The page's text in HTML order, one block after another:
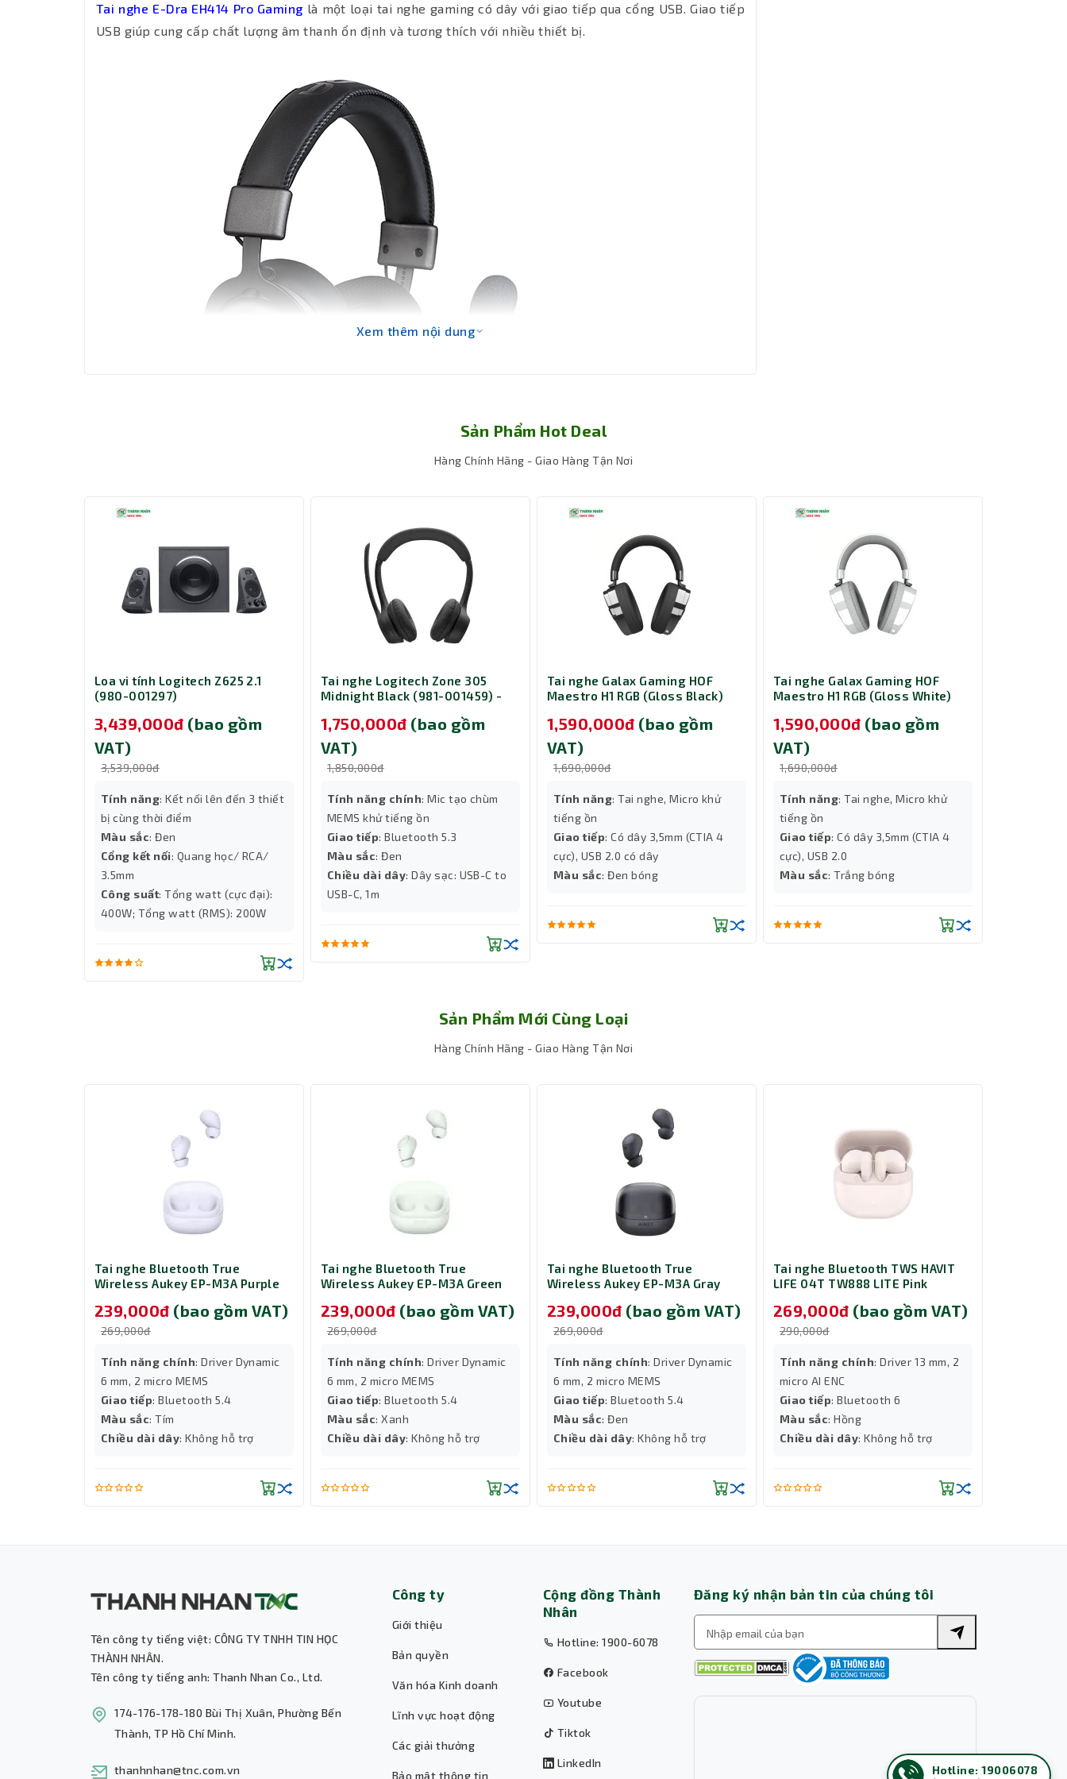
Tai nghe E-Dra EH414 Pro Gaming là một loại tai nghe gaming có dây với giao tiếp qua cổng USB. Giao tiếp
USB giúp cung cấp chất lượng âm thanh ổn định và tương thích với nhiều thiết bị.
Màu đen giúp tai nghe E-Dra EH414 Pro Gaming trở nên sang trọng và chuyên nghiệp, phù hợp với phong
cách gaming hiện đại.
Với tần số đáp ứng từ 20Hz đến 20.000Hz, tai nghe E-Dra EH414 Pro Gaming mang đến âm thanh rõ ràng
và chi tiết, giúp bạn có trải nghiệm gaming chất lượng cao với âm thanh sống động.
Kiểu tai nghe choàng đầu có dây của EH414 Pro Gaming giúp ôm sát đầu và giảm thiểu tiếng ồn từ môi
trường xung quanh, tạo cảm giác thoải mái khi sử dụng trong thời gian dài và giúp bạn tập trung vào trò
Chiều dài dây 2m đủ để bạn có thể tự do di chuyển và ngồi xa hơn từ máy tính mà không gặp rắc rối từ dây
Tai nghe E-Dra EH414 Pro Gaming là một lựa chọn phù hợp cho game thủ yêu thích trải nghiệm gaming
chất lượng cao. Thiết kế có dây và giao tiếp USB giúp đảm bảo chất lượng âm thanh ổn định và thuận tiện
trong việc sử dụng. Màu sắc đen tối mang đến phong cách sang trọng và chuyên nghiệp cho sản phẩm.
Xem thêm nội dung
Sản Phẩm Hot Deal
Hàng Chính Hãng - Giao Hàng Tận Nơi
Loa vi tính Logitech Z625 2.1
(980-001297)
3,439,000đ (bao gồm
VAT)
3,539,000đ
Tính năng: Kết nối lên đến 3 thiết
bị cùng thời điểm
Màu sắc: Đen
Cổng kết nối: Quang học/ RCA/
3.5mm
Công suất: Tổng watt (cực đại):
400W; Tổng watt (RMS): 200W
Tai nghe Logitech Zone 305
Midnight Black (981-001459) -
1,750,000đ (bao gồm
VAT)
1,850,000đ
Tính năng chính: Mic tạo chùm
MEMS khử tiếng ồn
Giao tiếp: Bluetooth 5.3
Màu sắc: Đen
Chiều dài dây: Dây sạc: USB-C to
USB-C, 1m
Tai nghe Galax Gaming HOF
Maestro H1 RGB (Gloss Black)
1,590,000đ (bao gồm
VAT)
1,690,000đ
Tính năng: Tai nghe, Micro khử
tiếng ồn
Giao tiếp: Có dây 3,5mm (CTIA 4
cực), USB 2.0 có dây
Màu sắc: Đen bóng
Tai nghe Galax Gaming HOF
Maestro H1 RGB (Gloss White)
1,590,000đ (bao gồm
VAT)
1,690,000đ
Tính năng: Tai nghe, Micro khử
tiếng ồn
Giao tiếp: Có dây 3,5mm (CTIA 4
cực), USB 2.0
Màu sắc: Trắng bóng
Sản Phẩm Mới Cùng Loại
Hàng Chính Hãng - Giao Hàng Tận Nơi
Tai nghe Bluetooth True
Wireless Aukey EP-M3A Purple
239,000đ (bao gồm VAT)
269,000đ
Tính năng chính: Driver Dynamic
6 mm, 2 micro MEMS
Giao tiếp: Bluetooth 5.4
Màu sắc: Tím
Chiều dài dây: Không hỗ trợ
Tai nghe Bluetooth True
Wireless Aukey EP-M3A Green
239,000đ (bao gồm VAT)
269,000đ
Tính năng chính: Driver Dynamic
6 mm, 2 micro MEMS
Giao tiếp: Bluetooth 5.4
Màu sắc: Xanh
Chiều dài dây: Không hỗ trợ
Tai nghe Bluetooth True
Wireless Aukey EP-M3A Gray
239,000đ (bao gồm VAT)
269,000đ
Tính năng chính: Driver Dynamic
6 mm, 2 micro MEMS
Giao tiếp: Bluetooth 5.4
Màu sắc: Đen
Chiều dài dây: Không hỗ trợ
Tai nghe Bluetooth TWS HAVIT
LIFE 04T TW888 LITE Pink
269,000đ (bao gồm VAT)
290,000đ
Tính năng chính: Driver 13 mm, 2
micro AI ENC
Giao tiếp: Bluetooth 6
Màu sắc: Hồng
Chiều dài dây: Không hỗ trợ
Tên công ty tiếng việt: CÔNG TY TNHH TIN HỌC
THÀNH NHÂN.
Tên công ty tiếng anh: Thanh Nhan Co., Ltd.
174-176-178-180 Bùi Thị Xuân, Phường Bến
Thành, TP Hồ Chí Minh.
thanhnhan@tnc.com.vn
Công ty
Giới thiệu
Bản quyền
Văn hóa Kinh doanh
Lĩnh vực hoạt động
Các giải thưởng
Bảo mật thông tin
Cộng đồng Thành
Nhân
Hotline: 1900-6078
Facebook
Youtube
Tiktok
LinkedIn
Đăng ký nhận bản tin của chúng tôi
Hotline: 19006078
Thành Nhân TNC
Trợ lý AI • Phản hồi tức thì